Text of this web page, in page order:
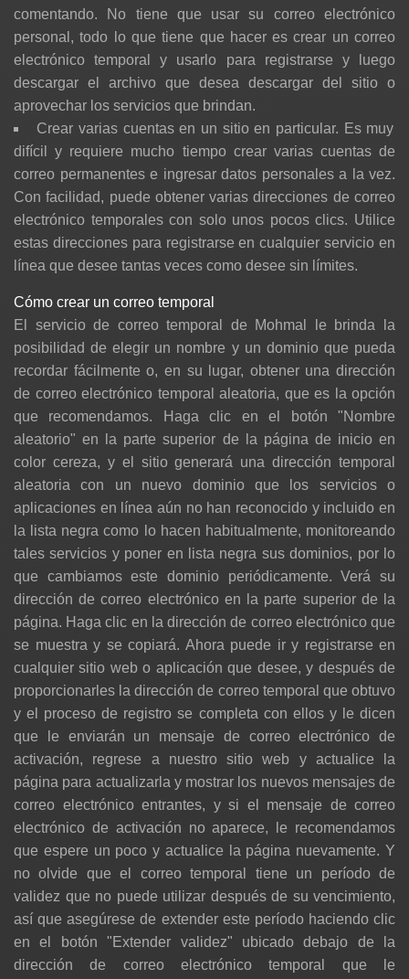
comentando. No tiene que usar su correo electrónico
personal, todo lo que tiene que hacer es crear un correo
electrónico temporal y usarlo para registrarse y luego
descargar el archivo que desea descargar del sitio o
aprovechar los servicios que brindan.
Crear varias cuentas en un sitio en particular. Es muy
difícil y requiere mucho tiempo crear varias cuentas de
correo permanentes e ingresar datos personales a la vez.
Con facilidad, puede obtener varias direcciones de correo
electrónico temporales con solo unos pocos clics. Utilice
estas direcciones para registrarse en cualquier servicio en
línea que desee tantas veces como desee sin límites.
Cómo crear un correo temporal
El servicio de correo temporal de Mohmal le brinda la
posibilidad de elegir un nombre y un dominio que pueda
recordar fácilmente o, en su lugar, obtener una dirección
de correo electrónico temporal aleatoria, que es la opción
que recomendamos. Haga clic en el botón "Nombre
aleatorio" en la parte superior de la página de inicio en
color cereza, y el sitio generará una dirección temporal
aleatoria con un nuevo dominio que los servicios o
aplicaciones en línea aún no han reconocido y incluido en
la lista negra como lo hacen habitualmente, monitoreando
tales servicios y poner en lista negra sus dominios, por lo
que cambiamos este dominio periódicamente. Verá su
dirección de correo electrónico en la parte superior de la
página. Haga clic en la dirección de correo electrónico que
se muestra y se copiará. Ahora puede ir y registrarse en
cualquier sitio web o aplicación que desee, y después de
proporcionarles la dirección de correo temporal que obtuvo
y el proceso de registro se completa con ellos y le dicen
que le enviarán un mensaje de correo electrónico de
activación, regrese a nuestro sitio web y actualice la
página para actualizarla y mostrar los nuevos mensajes de
correo electrónico entrantes, y si el mensaje de correo
electrónico de activación no aparece, le recomendamos
que espere un poco y actualice la página nuevamente. Y
no olvide que el correo temporal tiene un período de
validez que no puede utilizar después de su vencimiento,
así que asegúrese de extender este período haciendo clic
en el botón "Extender validez" ubicado debajo de la
dirección de correo electrónico temporal que le